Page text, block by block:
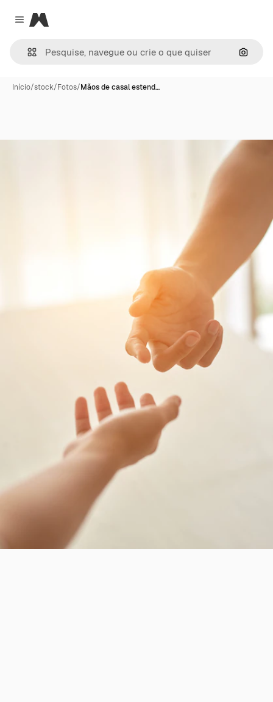
Close menu
Magnific
Início/stock/Fotos/Mãos de casal estend…